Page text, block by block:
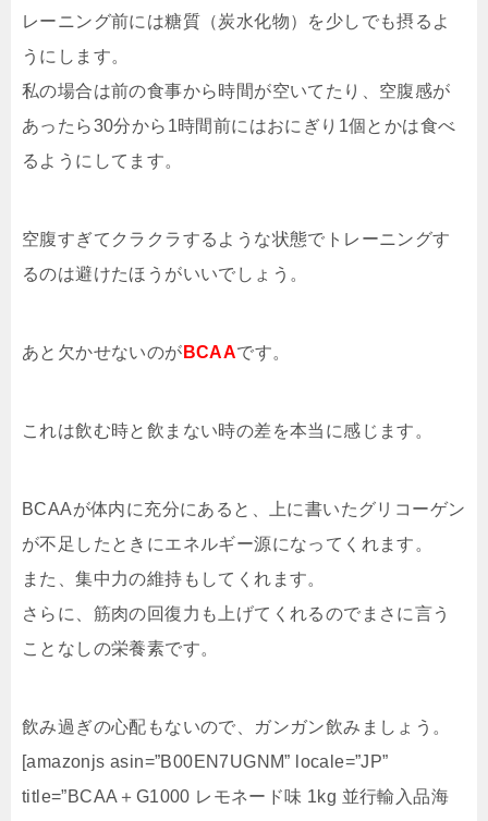
レーニング前には糖質（炭水化物）を少しでも摂るよ
うにします。
私の場合は前の食事から時間が空いてたり、空腹感が
あったら30分から1時間前にはおにぎり1個とかは食べ
るようにしてます。
空腹すぎてクラクラするような状態でトレーニングす
るのは避けたほうがいいでしょう。
あと欠かせないのが BCAAです。
これは飲む時と飲まない時の差を本当に感じます。
BCAAが体内に充分にあると、上に書いたグリコーゲン
が不足したときにエネルギー源になってくれます。
また、集中力の維持もしてくれます。
さらに、筋肉の回復力も上げてくれるのでまさに言う
ことなしの栄養素です。
飲み過ぎの心配もないので、ガンガン飲みましょう。
[amazonjs asin=”B00EN7UGNM” locale=”JP”
title=”BCAA＋G1000 レモネード味 1kg 並行輸入品海